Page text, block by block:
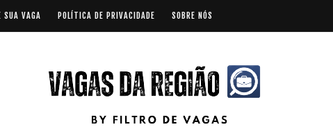
SUA VAGA POLÍTICA DE PRIVACIDADE SOBRE NÓS